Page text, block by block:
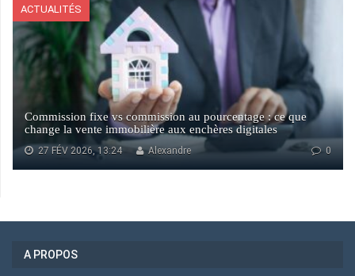
ACTUALITÉS
Commission fixe vs commission au pourcentage : ce que
change la vente immobilière aux enchères digitales
27 FÉV 2026, 13:24 0
Alexandre
A PROPOS